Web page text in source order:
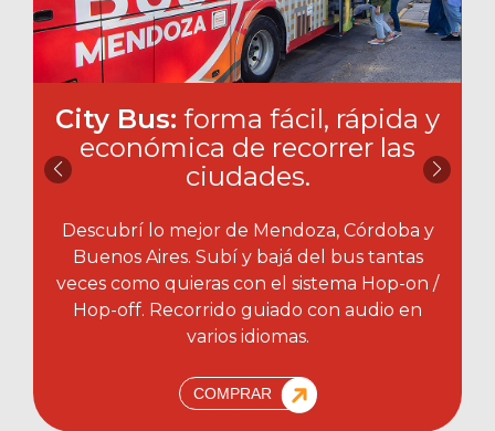
City Bus: forma fácil, rápida y
económica de recorrer las
ciudades.​
Descubrí lo mejor de Mendoza, Córdoba y
Buenos Aires. Subí y bajá del bus tantas
veces como quieras con el sistema Hop-on /
Hop-off. Recorrido guiado con audio en
varios idiomas.
COMPRAR